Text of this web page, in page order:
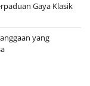
Gaya Klasik
yang